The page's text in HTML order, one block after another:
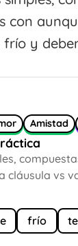
con
frío y
Amistad
cláusula vs
frío